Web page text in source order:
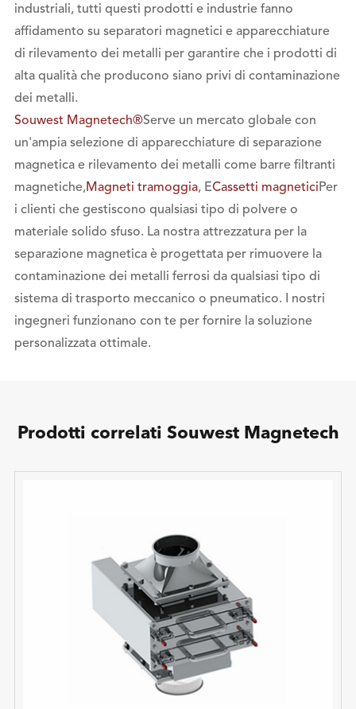
industriali, tutti questi prodotti e industrie fanno
affidamento su separatori magnetici e apparecchiature
di rilevamento dei metalli per garantire che i prodotti di
alta qualità che producono siano privi di contaminazione
dei metalli.
Souwest Magnetech®Serve un mercato globale con
un'ampia selezione di apparecchiature di separazione
magnetica e rilevamento dei metalli come barre filtranti
magnetiche,Magneti tramoggia, ECassetti magnetici Per
i clienti che gestiscono qualsiasi tipo di polvere o
materiale solido sfuso. La nostra attrezzatura per la
separazione magnetica è progettata per rimuovere la
contaminazione dei metalli ferrosi da qualsiasi tipo di
sistema di trasporto meccanico o pneumatico. I nostri
ingegneri funzionano con te per fornire la soluzione
personalizzata ottimale.
Prodotti correlati Souwest Magnetech